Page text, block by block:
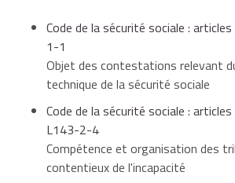
Code de la sécurité sociale :
1-1
Objet des contestations relevant
technique de la sécurité sociale
Code de la sécurité sociale :
L143-2-4
Compétence et organisation des
contentieux de l'incapacité